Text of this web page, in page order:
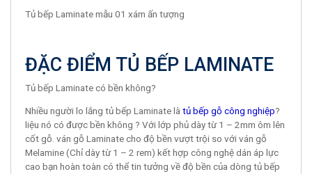
Tủ bếp Laminate mẫu 01 xám ấn tượng
ĐẶC ĐIỂM TỦ BẾP LAMINATE
Tủ bếp Laminate có bền không?
Nhiều người lo lắng tủ bếp Laminate là tủ bếp gỗ công nghiệp?
liệu nó có được bền không ? Với lớp phủ dày từ 1 – 2mm ôm lên
cốt gỗ. ván gỗ Laminate cho độ bền vượt trội so với ván gỗ
Melamine (Chỉ dày từ 1 – 2 rem) kết hợp công nghệ dán áp lực
cao bạn hoàn toàn có thể tin tưởng về độ bền của dòng tủ bếp